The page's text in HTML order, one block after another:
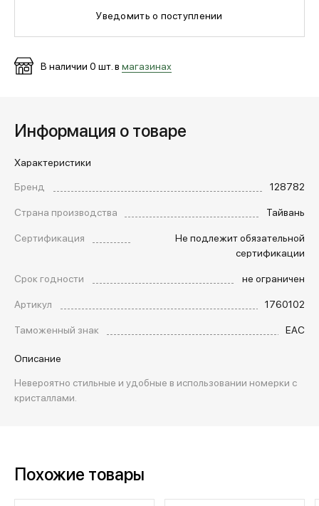
ПОКУПАТЕЛЯМ
Вход в личный кабинет
+7 (495) 139-66-00
Уведомить о поступлении
В наличии 0 шт. в магазинах
Информация о товаре
Характеристики
Бренд
128782
Страна производства
Тайвань
Сертификация
Не подлежит обязательной
сертификации
Срок годности
не ограничен
Артикул
1760102
Таможенный знак
EAC
Описание
Невероятно стильные и удобные в использовании номерки с
кристаллами.
Похожие товары